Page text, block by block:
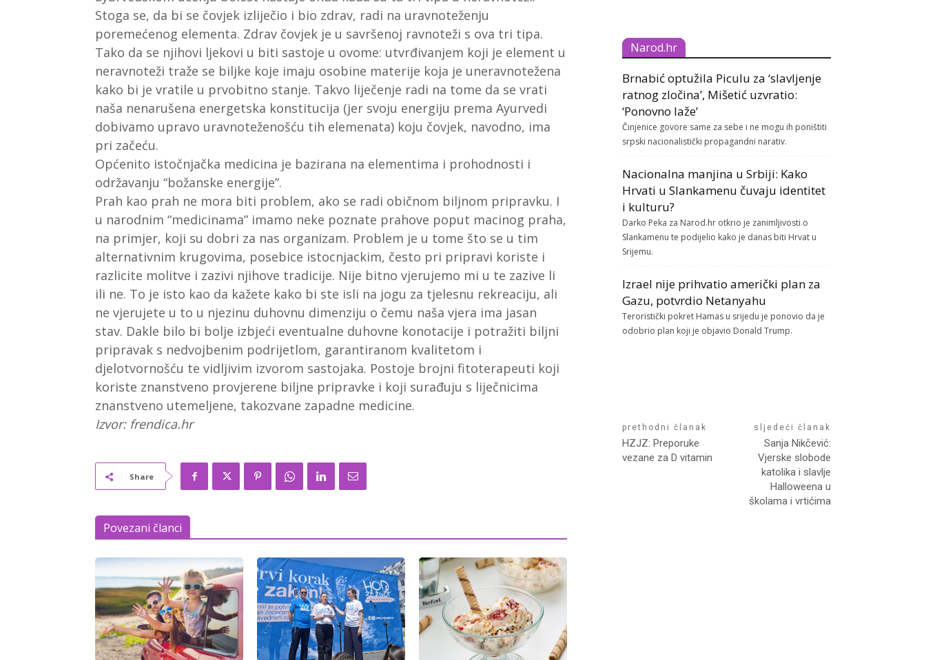
Stoga se, da bi se čovjek izliječio i bio zdrav, radi na uravnoteženju
poremećenog elementa. Zdrav čovjek je u savršenoj ravnoteži s ova tri tipa.
Tako da se njihovi ljekovi u biti sastoje u ovome: utvrđivanjem koji je element u
neravnoteži traže se biljke koje imaju osobine materije koja je uneravnotežena
kako bi je vratile u prvobitno stanje. Takvo liječenje radi na tome da se vrati
naša nenarušena energetska konstitucija (jer svoju energiju prema Ayurvedi
dobivamo upravo uravnoteženošću tih elemenata) koju čovjek, navodno, ima
pri začeću.
Općenito istočnjačka medicina je bazirana na elementima i prohodnosti i
održavanju “božanske energije”.
Prah kao prah ne mora biti problem, ako se radi običnom biljnom pripravku. I
u narodnim “medicinama” imamo neke poznate prahove poput macinog praha,
na primjer, koji su dobri za nas organizam. Problem je u tome što se u tim
alternativnim krugovima, posebice istocnjackim, često pri pripravi koriste i
razlicite molitve i zazivi njihove tradicije. Nije bitno vjerujemo mi u te zazive li
ili ne. To je isto kao da kažete kako bi ste isli na jogu za tjelesnu rekreaciju, ali
ne vjerujete u to u njezinu duhovnu dimenziju o čemu naša vjera ima jasan
stav. Dakle bilo bi bolje izbjeći eventualne duhovne konotacije i potražiti biljni
pripravak s nedvojbenim podrijetlom, garantiranom kvalitetom i
djelotvornošću te vidljivim izvorom sastojaka. Postoje brojni fitoterapeuti koji
koriste znanstveno provjerene biljne pripravke i koji surađuju s liječnicima
znanstveno utemeljene, takozvane zapadne medicine.
Izvor: frendica.hr
Share
Povezani članci
Narod.hr
Brnabić optužila Piculu za ‘slavljenje
ratnog zločina’, Mišetić uzvratio:
‘Ponovno laže’
Činjenice govore same za sebe i ne mogu ih poništiti
srpski nacionalistički propagandni narativ.
Nacionalna manjina u Srbiji: Kako
Hrvati u Slankamenu čuvaju identitet
i kulturu?
Darko Peka za Narod.hr otkrio je zanimljivosti o
Slankamenu te podijelio kako je danas biti Hrvat u
Srijemu.
Izrael nije prihvatio američki plan za
Gazu, potvrdio Netanyahu
Teroristički pokret Hamas u srijedu je ponovio da je
odobrio plan koji je objavio Donald Trump.
prethodni članak
HZJZ: Preporuke
vezane za D vitamin
sljedeći članak
Sanja Nikčević:
Vjerske slobode
katolika i slavlje
Halloweena u
školama i vrtićima